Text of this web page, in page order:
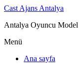
Cast Ajans Antalya
Antalya Oyuncu Model
Menü
Ana sayfa